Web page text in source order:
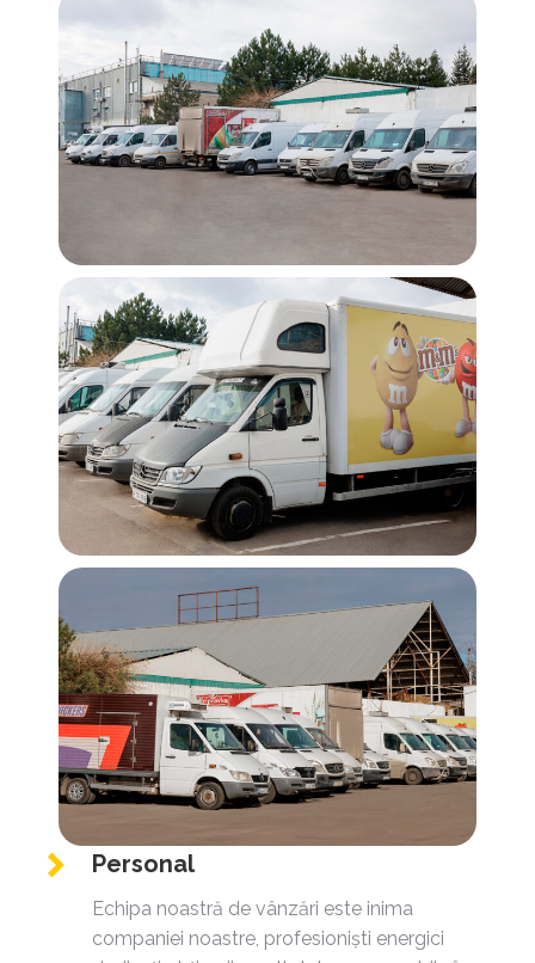
Personal
Echipa noastră de vânzări este inima
companiei noastre, profesioniști energici